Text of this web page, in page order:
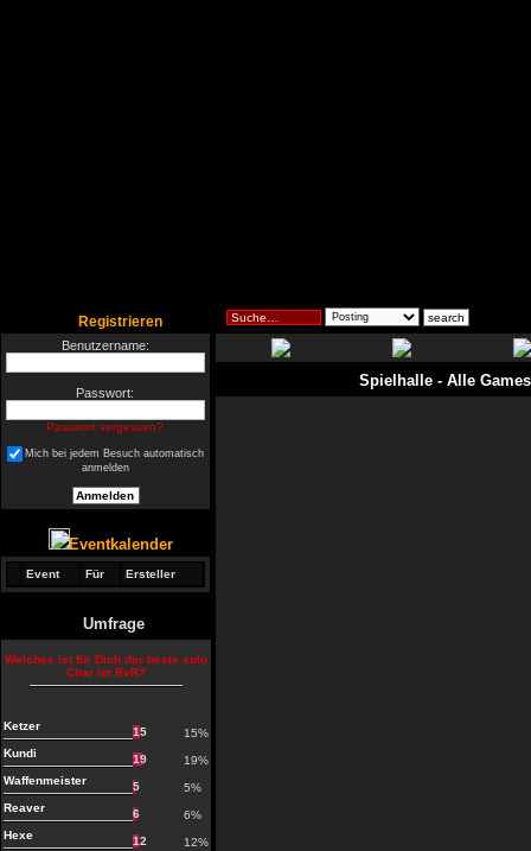
Registrieren
Benutzername:
Passwort:
Passwort vergessen?
Mich bei jedem Besuch automatisch
anmelden
Eventkalender
Event Für Ersteller
Umfrage
Welches ist für Dich der beste solo
Char im RvR?
Ketzer 15
15%
Kundi
19
19%
Waffenmeister
5
5%
Reaver
6
6%
Hexe
12
12%
Spielhalle - Alle